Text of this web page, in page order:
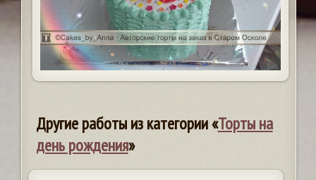
Другие работы из категории «Торты на
день рождения»